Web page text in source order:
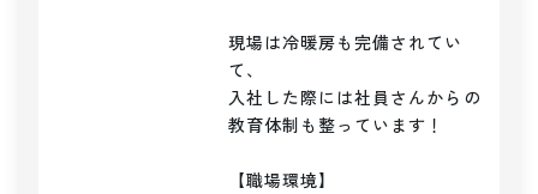
現場は冷暖房も完備されてい
て、
入社した際には社員さんからの
教育体制も整っています！
【職場環境】